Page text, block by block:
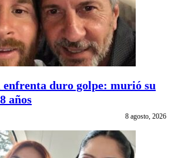
duro golpe: murió su
años
8 agosto, 2026